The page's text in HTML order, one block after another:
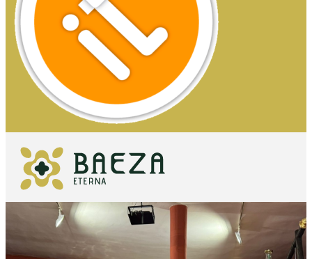
QUÉ VER
IMPRESCINDIBLES
QUÉ